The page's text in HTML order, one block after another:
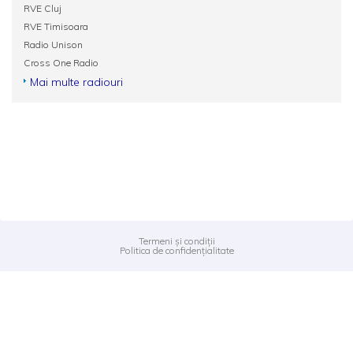
RVE Cluj
RVE Timisoara
Radio Unison
Cross One Radio
Mai multe radiouri
Termeni și condiții
Politica de confidențialitate